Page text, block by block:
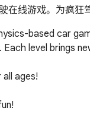
线游戏。为疯狂
based car
level brings
ages!